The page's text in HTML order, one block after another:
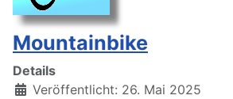
Mountainbike
Details
Veröffentlicht: 26. Mai 2025